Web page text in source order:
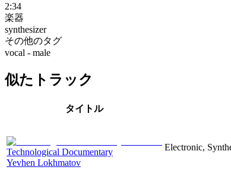
2:34
楽器
synthesizer
その他のタグ
vocal - male
似たトラック
タイトル
Technological Documentary
Yevhen Lokhmatov
Electronic,